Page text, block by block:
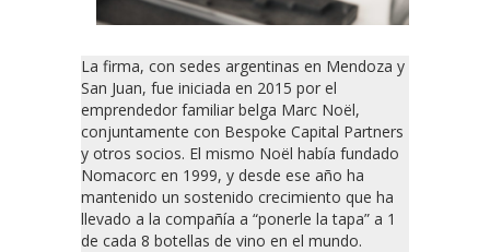
La firma, con sedes argentinas en Mendoza y
San Juan, fue iniciada en 2015 por el
emprendedor familiar belga Marc Noël,
conjuntamente con Bespoke Capital Partners
y otros socios. El mismo Noël había fundado
Nomacorc en 1999, y desde ese año ha
mantenido un sostenido crecimiento que ha
llevado a la compañía a “ponerle la tapa” a 1
de cada 8 botellas de vino en el mundo.